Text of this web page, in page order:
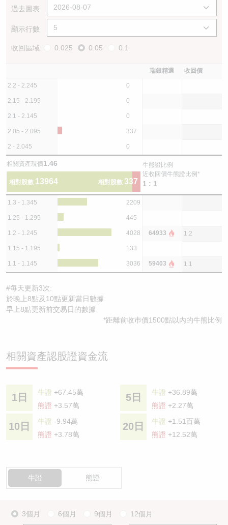
過去圖表
顯示行數
收回區域: 0.025 0.05 0.1
瑞銀精選 收回價
2.2 - 2.245 0
2.15 - 2.195 0
2.1 - 2.145 0
2.05 - 2.095 337
2 - 2.045 0
相關資產現價1.46
相對股數 13964 相對股數 337
牛熊證比例
近收回價牛熊證比例*
1 : 1
1.3 - 1.345 2209
1.25 - 1.295 445
1.2 - 1.245 4028 64933 1.2
1.15 - 1.195 133
1.1 - 1.145 3036 59403 1.1
#每天更新3次:
於晚上8點及10點更新當日數據
早上8點更新前交易日的數據
*距離前收巿價1500點以內的牛熊比例
相關資產認股證資金流
1日 牛證 +67.45萬
熊證 +3.57萬
5日 牛證 +36.89萬
熊證 +2.27萬
10日 牛證 -9.94萬
熊證 +3.78萬
20日 牛證 +1.51百萬
熊證 +12.52萬
牛證 熊證
3個月 6個月 9個月 12個月